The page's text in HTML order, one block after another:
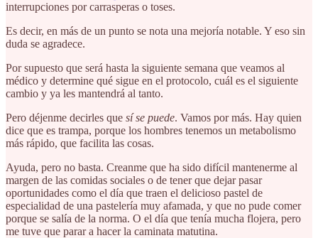
interrupciones por carrasperas o toses.
Es decir, en más de un punto se nota una mejoría notable. Y eso sin
duda se agradece.
Por supuesto que será hasta la siguiente semana que veamos al
médico y determine qué sigue en el protocolo, cuál es el siguiente
cambio y ya les mantendrá al tanto.
Pero déjenme decirles que sí se puede. Vamos por más. Hay quien
dice que es trampa, porque los hombres tenemos un metabolismo
más rápido, que facilita las cosas.
Ayuda, pero no basta. Creanme que ha sido difícil mantenerme al
margen de las comidas sociales o de tener que dejar pasar
oportunidades como el día que traen el delicioso pastel de
especialidad de una pastelería muy afamada, y que no pude comer
porque se salía de la norma. O el día que tenía mucha flojera, pero
me tuve que parar a hacer la caminata matutina.